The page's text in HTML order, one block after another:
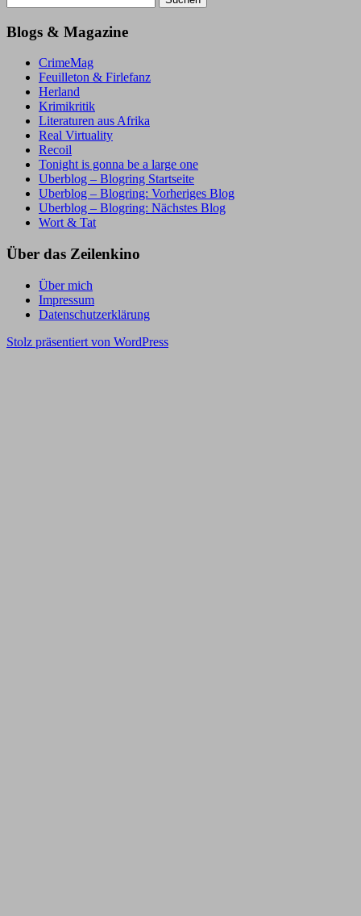
nach:
Blogs & Magazine
CrimeMag
Feuilleton & Firlefanz
Herland
Krimikritik
Literaturen aus Afrika
Real Virtuality
Recoil
Tonight is gonna be a large one
Uberblog – Blogring Startseite
Uberblog – Blogring: Vorheriges Blog
Uberblog – Blogring: Nächstes Blog
Wort & Tat
Über das Zeilenkino
Über mich
Impressum
Datenschutzerklärung
Stolz präsentiert von WordPress